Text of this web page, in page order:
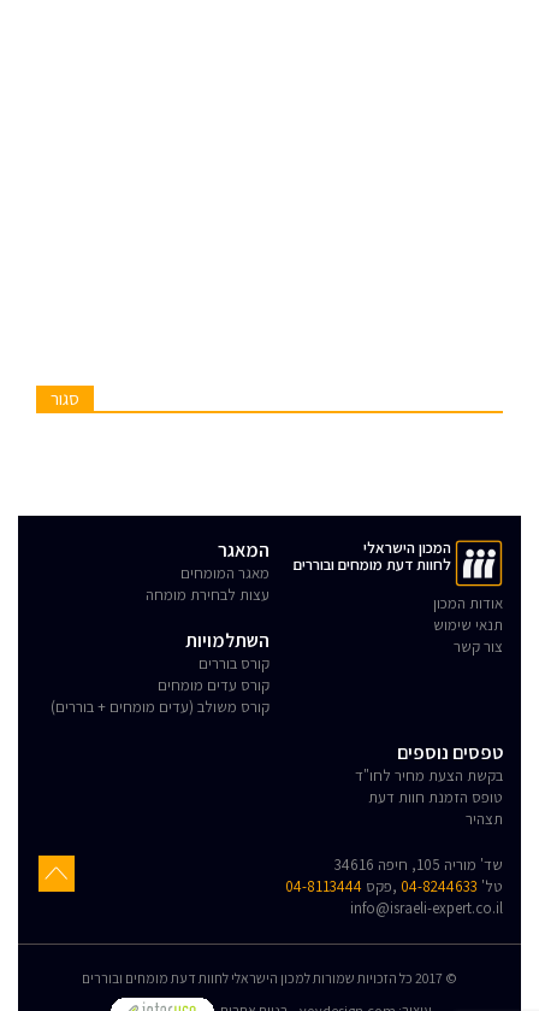
סגור
המכון הישראלי
לחוות דעת מומחים ובוררים
אודות המכון
תנאי שימוש
צור קשר
המאגר
מאגר המומחים
עצות לבחירת מומחה
השתלמויות
קורס בוררים
קורס עדים מומחים
קורס משולב (עדים מומחים + בוררים)
טפסים נוספים
בקשת הצעת מחיר לחו"ד
טופס הזמנת חוות דעת
תצהיר
שד' מוריה 105, חיפה 34616
טל' 04-8244633 ,פקס 04-8113444
info@israeli-expert.co.il
© 2017 כל הזכויות שמורות למכון הישראלי לחוות דעת מומחים ובוררים